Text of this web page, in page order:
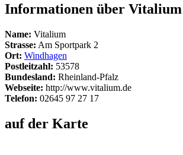
Informationen über Vitalium
Name: Vitalium
Strasse: Am Sportpark 2
Ort: Windhagen
Postleitzahl: 53578
Bundesland: Rheinland-Pfalz
Webseite: http://www.vitalium.de
Telefon: 02645 97 27 17
auf der Karte